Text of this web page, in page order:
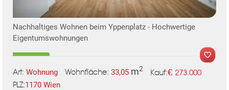
Nachhaltiges Wohnen beim Yppenplatz - Hochwertige
Eigentumswohnungen
Art: Wohnung Wohnfläche: 33,05 m2 Kauf:€ 273.000
PLZ:1170 Wien